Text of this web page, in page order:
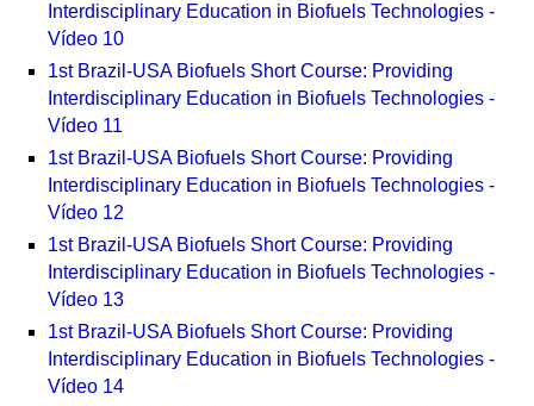
Interdisciplinary Education in Biofuels Technologies -
Vídeo 10
1st Brazil-USA Biofuels Short Course: Providing
Interdisciplinary Education in Biofuels Technologies -
Vídeo 11
1st Brazil-USA Biofuels Short Course: Providing
Interdisciplinary Education in Biofuels Technologies -
Vídeo 12
1st Brazil-USA Biofuels Short Course: Providing
Interdisciplinary Education in Biofuels Technologies -
Vídeo 13
1st Brazil-USA Biofuels Short Course: Providing
Interdisciplinary Education in Biofuels Technologies -
Vídeo 14